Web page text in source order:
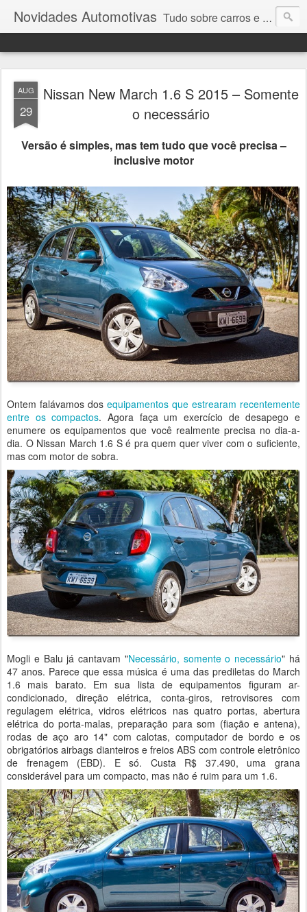
Novidades Automotivas Tudo sobre carros e motores
AUG
29
Nissan New March 1.6 S 2015 – Somente
o necessário
Versão é simples, mas tem tudo que você precisa –
inclusive motor
Ontem falávamos dos equipamentos que estrearam recentemente
entre os compactos. Agora faça um exercício de desapego e
enumere os equipamentos que você realmente precisa no dia-a-
dia. O Nissan March 1.6 S é pra quem quer viver com o suficiente,
mas com motor de sobra.
Mogli e Balu já cantavam "Necessário, somente o necessário" há
47 anos. Parece que essa música é uma das prediletas do March
1.6 mais barato. Em sua lista de equipamentos figuram ar-
condicionado, direção elétrica, conta-giros, retrovisores com
regulagem elétrica, vidros elétricos nas quatro portas, abertura
elétrica do porta-malas, preparação para som (fiação e antena),
rodas de aço aro 14" com calotas, computador de bordo e os
obrigatórios airbags dianteiros e freios ABS com controle eletrônico
de frenagem (EBD). E só. Custa R$ 37.490, uma grana
considerável para um compacto, mas não é ruim para um 1.6.